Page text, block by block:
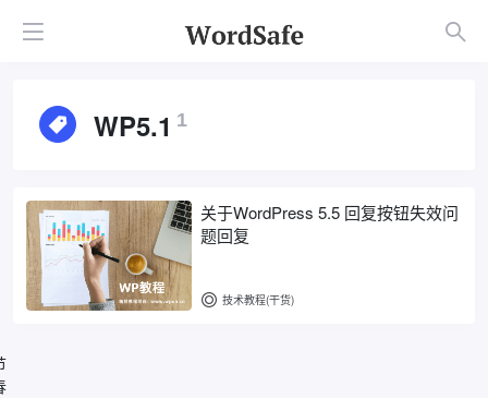
WP5.1 1
关于WordPress 5.5 回复按钮失效问
题回复
技术教程(干货)